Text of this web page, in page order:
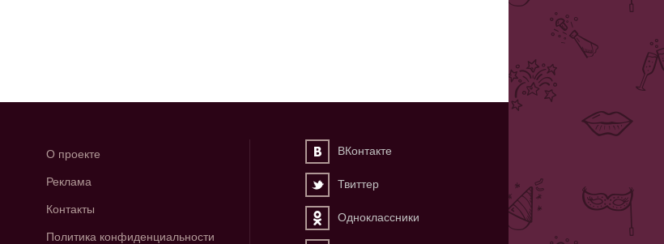
О проекте
Реклама
Контакты
Политика конфиденциальности
ВКонтакте
Твиттер
Одноклассники